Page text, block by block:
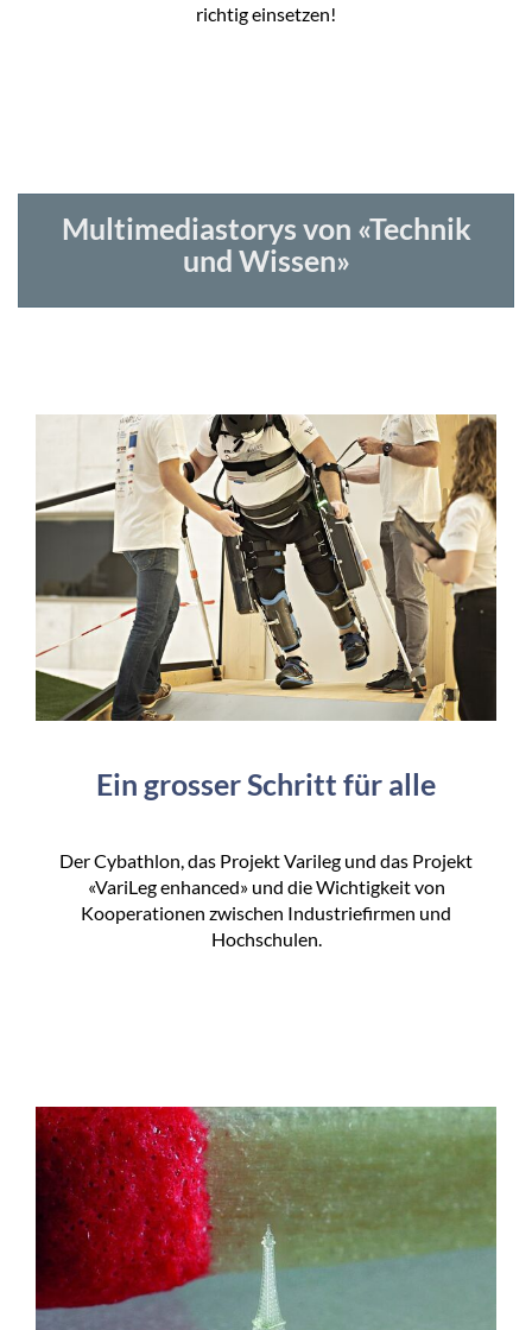
richtig einsetzen!
Multimediastorys von «Technik
und Wissen»
Ein grosser Schritt für alle
Der Cybathlon, das Projekt Varileg und das Projekt
«VariLeg enhanced» und die Wichtigkeit von
Kooperationen zwischen Industriefirmen und
Hochschulen.